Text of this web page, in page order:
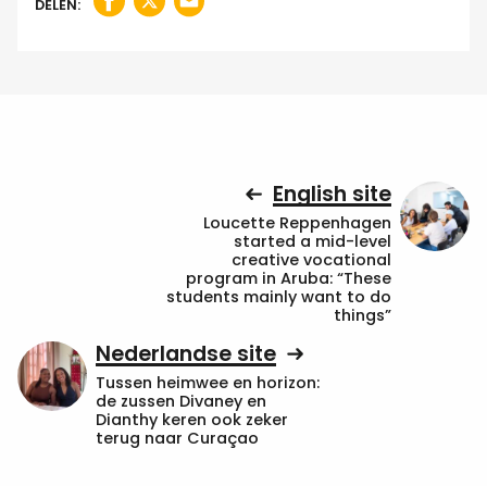
DELEN:
English site
Loucette Reppenhagen
started a mid-level
creative vocational
program in Aruba: “These
students mainly want to do
things”
Nederlandse site
Tussen heimwee en horizon:
de zussen Divaney en
Dianthy keren ook zeker
terug naar Curaçao